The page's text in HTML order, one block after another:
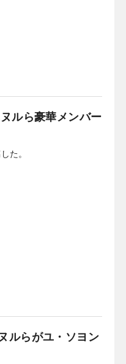
ルら豪華メンバー
た。
ルらがユ・ソヨン